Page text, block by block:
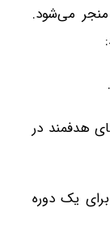
می‌شود.
هدفمند در
یک دوره